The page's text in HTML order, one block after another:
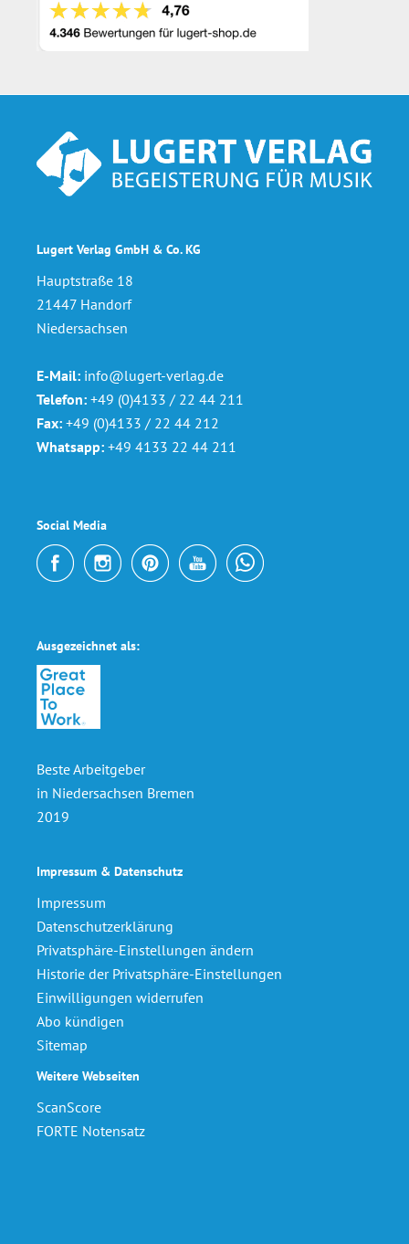
Lugert Verlag GmbH & Co. KG
Hauptstraße 18
21447 Handorf
Niedersachsen
E-Mail: info@lugert-verlag.de
Telefon: +49 (0)4133 / 22 44 211
Fax: +49 (0)4133 / 22 44 212
Whatsapp: +49 4133 22 44 211
Social Media
Ausgezeichnet als:
Beste Arbeitgeber
in Niedersachsen Bremen
2019
Impressum & Datenschutz
Impressum
Datenschutzerklärung
Privatsphäre-Einstellungen ändern
Historie der Privatsphäre-Einstellungen
Einwilligungen widerrufen
Abo kündigen
Sitemap
Weitere Webseiten
ScanScore
FORTE Notensatz